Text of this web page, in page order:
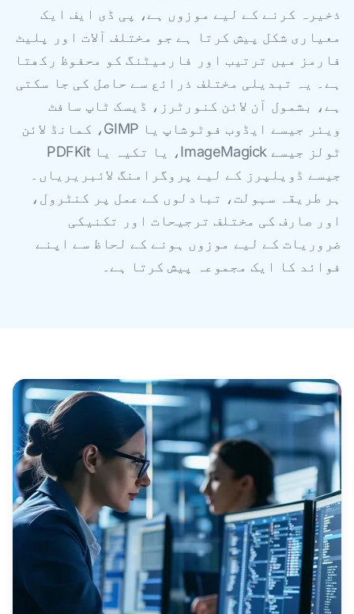
ذخیرہ کرنے کے لیے موزوں ہے، پی ڈی ایف ایک
معیاری شکل پیش کرتا ہے جو مختلف آلات اور پلیٹ
فارمز میں ترتیب اور فارمیٹنگ کو محفوظ رکھتا
ہے۔ یہ تبدیلی مختلف ذرائع سے حاصل کی جا سکتی
ہے، بشمول آن لائن کنورٹرز، ڈیسک ٹاپ سافٹ
ویئر جیسے ایڈوب فوٹوشاپ یا GIMP، کمانڈ لائن
ٹولز جیسے ImageMagick، یا تکیہ یا PDFKit
جیسے ڈویلپرز کے لیے پروگرامنگ لائبریریاں۔
ہر طریقہ سہولت، تبادلوں کے عمل پر کنٹرول،
اور صارف کی مختلف ترجیحات اور تکنیکی
ضروریات کے لیے موزوں ہونے کے لحاظ سے اپنے
فوائد کا ایک مجموعہ پیش کرتا ہے۔